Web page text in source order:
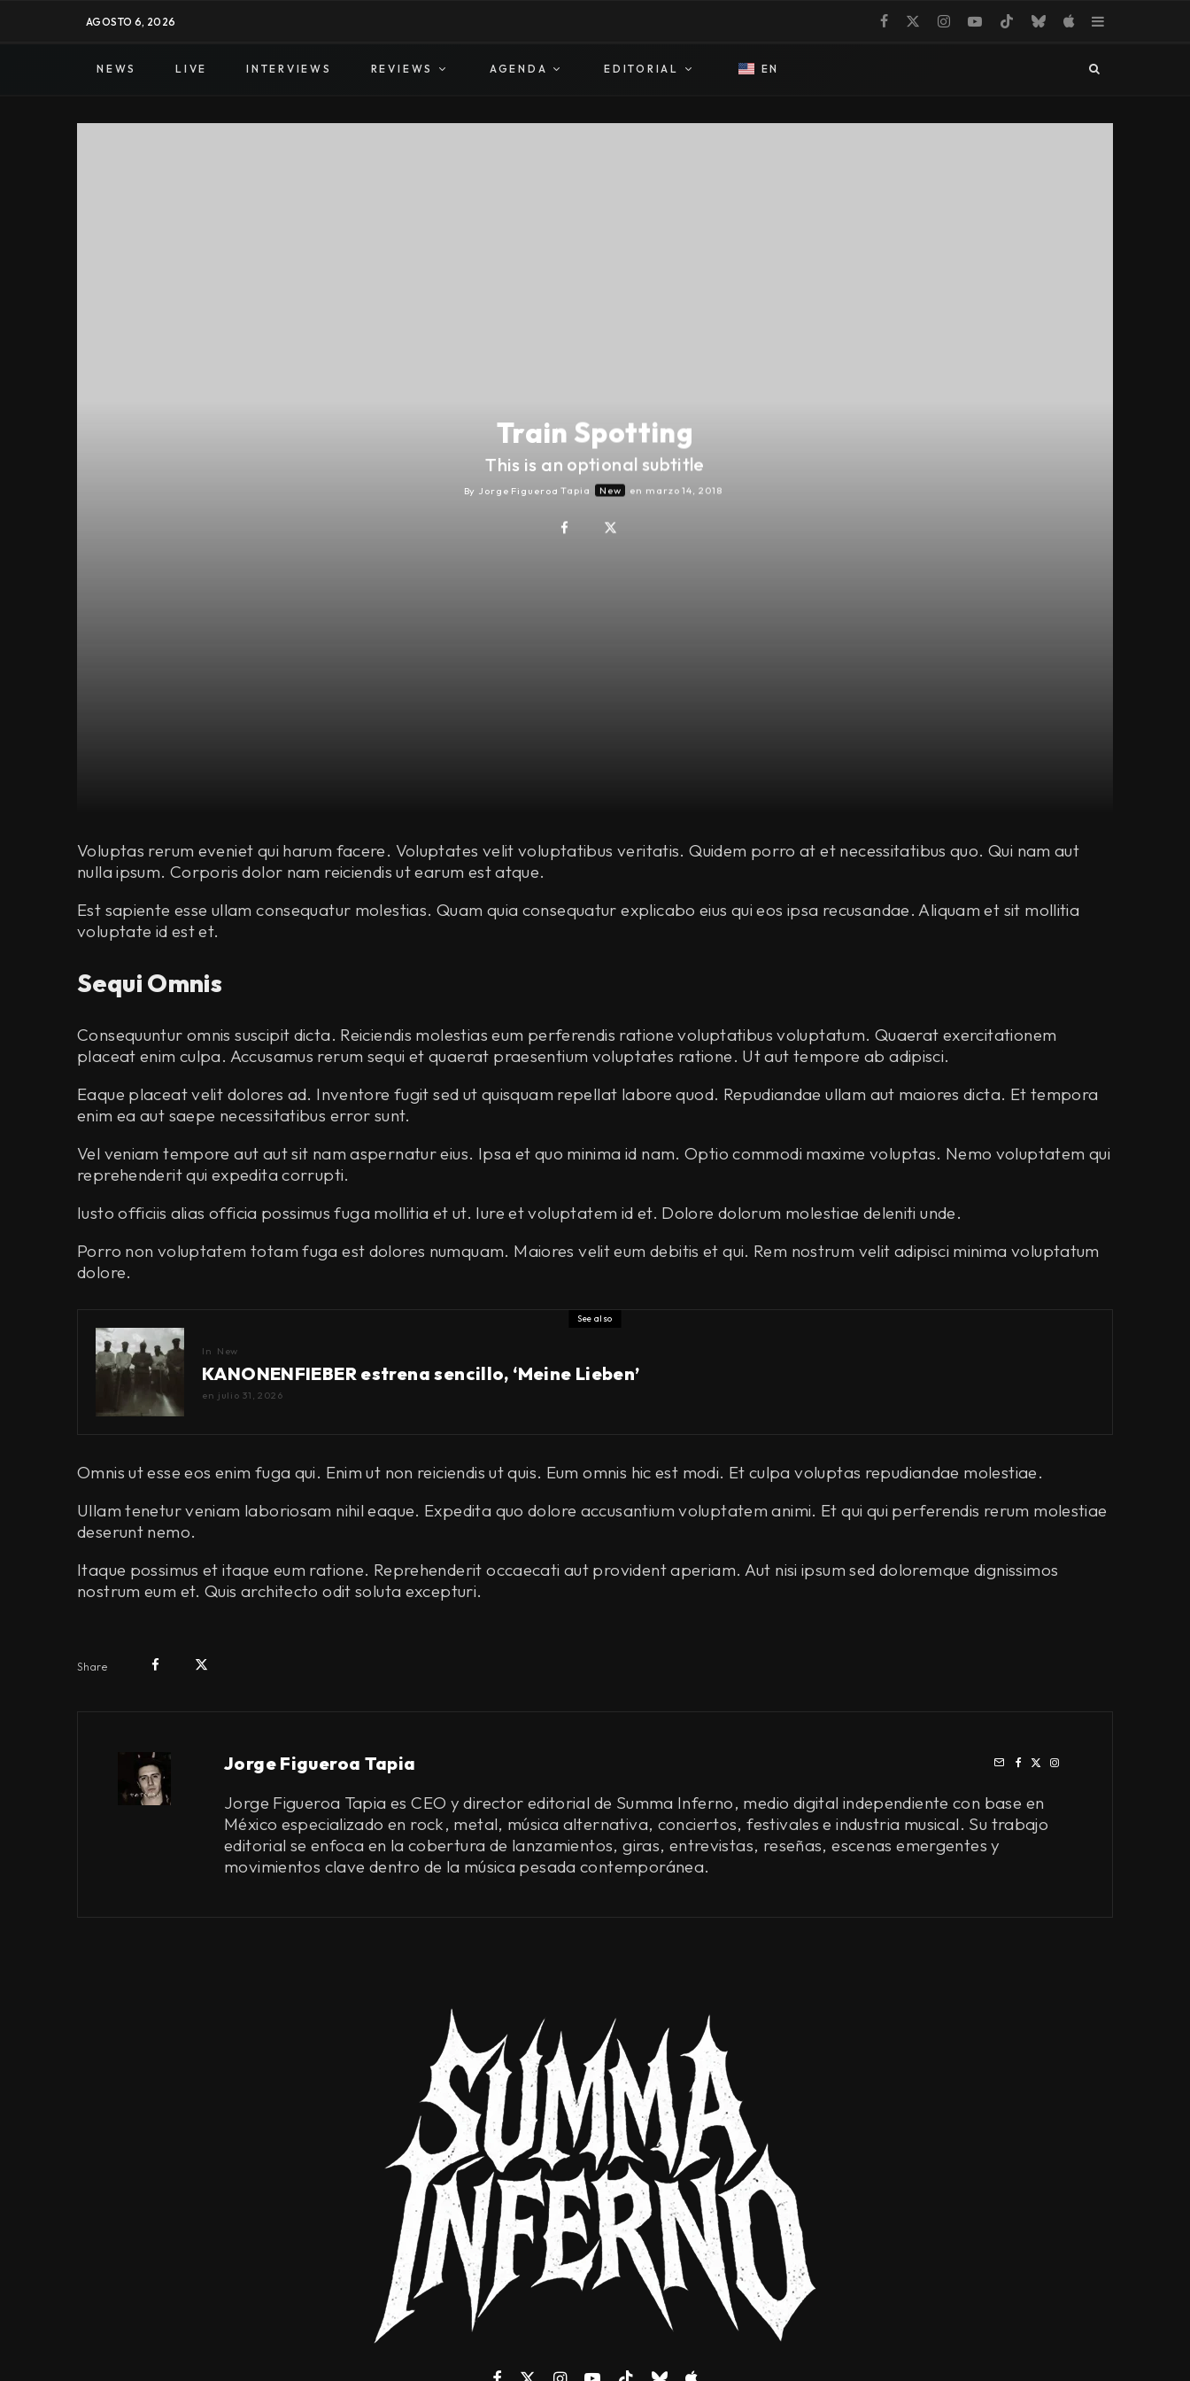
AGOSTO 6, 2026
NEWS LIVE INTERVIEWS REVIEWS AGENDA EDITORIAL EN
Train Spotting
This is an optional subtitle
By Jorge Figueroa Tapia New en marzo 14, 2018
Voluptas rerum eveniet qui harum facere. Voluptates velit voluptatibus veritatis. Quidem porro at et necessitatibus quo. Qui nam aut
nulla ipsum. Corporis dolor nam reiciendis ut earum est atque.
Est sapiente esse ullam consequatur molestias. Quam quia consequatur explicabo eius qui eos ipsa recusandae. Aliquam et sit mollitia
voluptate id est et.
Sequi Omnis
Consequuntur omnis suscipit dicta. Reiciendis molestias eum perferendis ratione voluptatibus voluptatum. Quaerat exercitationem
placeat enim culpa. Accusamus rerum sequi et quaerat praesentium voluptates ratione. Ut aut tempore ab adipisci.
Eaque placeat velit dolores ad. Inventore fugit sed ut quisquam repellat labore quod. Repudiandae ullam aut maiores dicta. Et tempora
enim ea aut saepe necessitatibus error sunt.
Vel veniam tempore aut aut sit nam aspernatur eius. Ipsa et quo minima id nam. Optio commodi maxime voluptas. Nemo voluptatem qui
reprehenderit qui expedita corrupti.
Iusto officiis alias officia possimus fuga mollitia et ut. Iure et voluptatem id et. Dolore dolorum molestiae deleniti unde.
Porro non voluptatem totam fuga est dolores numquam. Maiores velit eum debitis et qui. Rem nostrum velit adipisci minima voluptatum
dolore.
See also
In New
KANONENFIEBER estrena sencillo, ‘Meine Lieben’
en julio 31, 2026
Omnis ut esse eos enim fuga qui. Enim ut non reiciendis ut quis. Eum omnis hic est modi. Et culpa voluptas repudiandae molestiae.
Ullam tenetur veniam laboriosam nihil eaque. Expedita quo dolore accusantium voluptatem animi. Et qui qui perferendis rerum molestiae
deserunt nemo.
Itaque possimus et itaque eum ratione. Reprehenderit occaecati aut provident aperiam. Aut nisi ipsum sed doloremque dignissimos
nostrum eum et. Quis architecto odit soluta excepturi.
Share
Jorge Figueroa Tapia
Jorge Figueroa Tapia es CEO y director editorial de Summa Inferno, medio digital independiente con base en
México especializado en rock, metal, música alternativa, conciertos, festivales e industria musical. Su trabajo
editorial se enfoca en la cobertura de lanzamientos, giras, entrevistas, reseñas, escenas emergentes y
movimientos clave dentro de la música pesada contemporánea.